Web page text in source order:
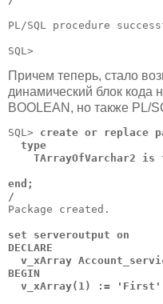
PL/SQL procedure
Причем теперь, стало
динамический блок кода
BOOLEAN, но также PL/
SQL> create or replace
  type
TArrayOfVarchar2 is
end;
/
Package created.
set serveroutput on
DECLARE
v_xArray
BEGIN
v_xArray(1) :=